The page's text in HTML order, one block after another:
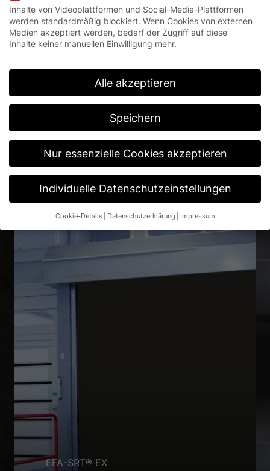
Startseite /Produkte/Schnelllauf-Rolltore/Serie EX
Schnelllauftore der Serie EX von EFAFLEX sind
speziell für den Einsatz in explosionsgefährdeten
Bereichen gemäß ATEX-Richtlinie 2014/34/EU
ausgelegt. Der mechanische Explosionsschutz
richtet sich dabei nach den Anforderungen der
sind in den EX-Zonen 1, 2, 21 und 22 einsetzbar und
gewährleisten so ein Höchstmaß an Sicherheit für
EFA-SRT® EX
Inhalte von Videoplattformen und Social-Media-Plattformen
werden standardmäßig blockiert. Wenn Cookies von externen
Medien akzeptiert werden, bedarf der Zugriff auf diese
Inhalte keiner manuellen Einwilligung mehr.
Alle akzeptieren
Speichern
Nur essenzielle Cookies akzeptieren
Individuelle Datenschutzeinstellungen
Cookie-Details Datenschutzerklärung Impressum
Datenschutzeinstellungen
Wenn Sie unter 16 Jahre alt sind und Ihre Zustimmung zu
freiwilligen Diensten geben möchten, müssen Sie Ihre
Wir verwenden Cookies und andere Technologien auf unserer
Website. Einige von ihnen sind essenziell, während andere uns
helfen, diese Website und Ihre Erfahrung zu verbessern.
Personenbezogene Daten können verarbeitet werden (z. B. IP-
Anzeigen- und Inhaltsmessung.
Verwendung Ihrer Daten finden Sie in unserer
Datenschutzerklärung
Hier finden Sie eine Übersicht über alle verwendeten Cookies.
Sie können Ihre Einwilligung zu ganzen Kategorien geben oder
sich weitere Informationen anzeigen lassen und so nur
bestimmte Cookies auswählen.
Nur essenzielle Cookies akzeptieren